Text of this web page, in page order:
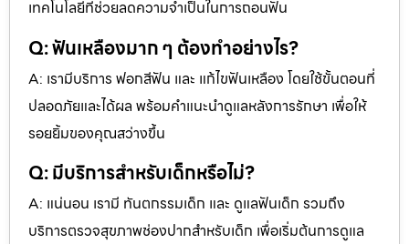
เทคโนโลยีที่ช่วยลดความจำเป็นในการถอนฟัน
Q: ฟันเหลืองมาก ๆ ต้องทำอย่างไร?
A: เรามีบริการ ฟอกสีฟัน และ แก้ไขฟันเหลือง โดยใช้ขั้นตอนที่
ปลอดภัยและได้ผล พร้อมคำแนะนำดูแลหลังการรักษา เพื่อให้
รอยยิ้มของคุณสว่างขึ้น
Q: มีบริการสำหรับเด็กหรือไม่?
A: แน่นอน เรามี ทันตกรรมเด็ก และ ดูแลฟันเด็ก รวมถึง
บริการตรวจสุขภาพช่องปากสำหรับเด็ก เพื่อเริ่มต้นการดูแล